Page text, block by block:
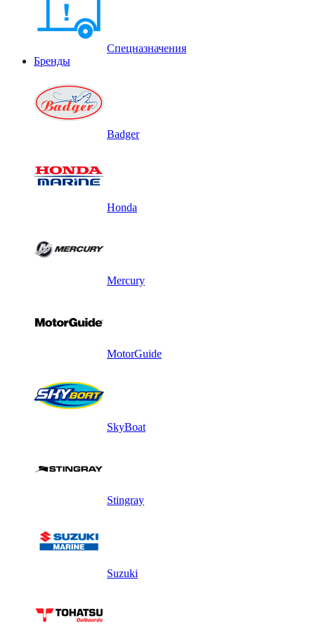
Спецназначения
Бренды
Badger
Honda
Mercury
MotorGuide
SkyBoat
Stingray
Suzuki